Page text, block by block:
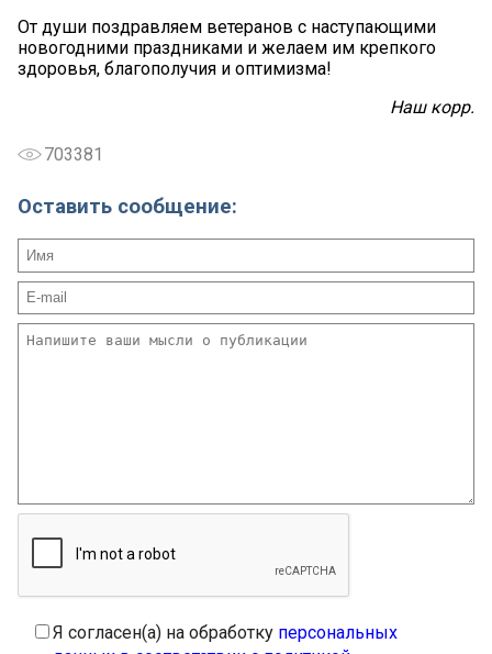
От души поздравляем ветеранов с наступающими
новогодними праздниками и желаем им крепкого
здоровья, благополучия и оптимизма!
Наш корр.
703381
Оставить сообщение:
Я согласен(а) на обработку персональных